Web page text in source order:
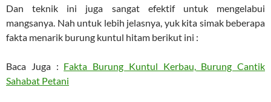
Dan teknik ini juga sangat efektif untuk mengelabui
mangsanya. Nah untuk lebih jelasnya, yuk kita simak beberapa
fakta menarik burung kuntul hitam berikut ini :
Baca Juga : Fakta Burung Kuntul Kerbau, Burung Cantik
Sahabat Petani